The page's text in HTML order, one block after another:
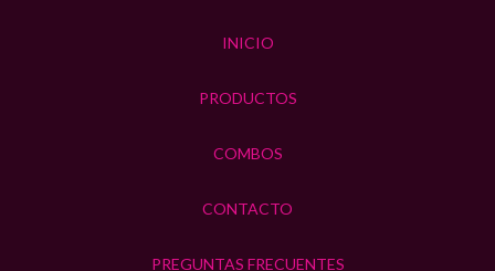
INICIO
PRODUCTOS
COMBOS
CONTACTO
PREGUNTAS FRECUENTES